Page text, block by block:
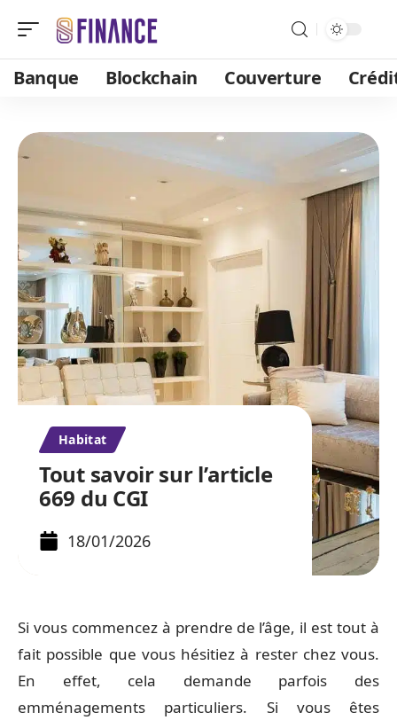
Banque Blockchain Couverture
Habitat
Tout savoir sur l’article
669 du CGI
18/01/2026
Si vous commencez à prendre de l’âge, il est tout à
fait possible que vous hésitiez à rester chez vous.
En effet, cela demande parfois des
emménagements particuliers. Si vous êtes